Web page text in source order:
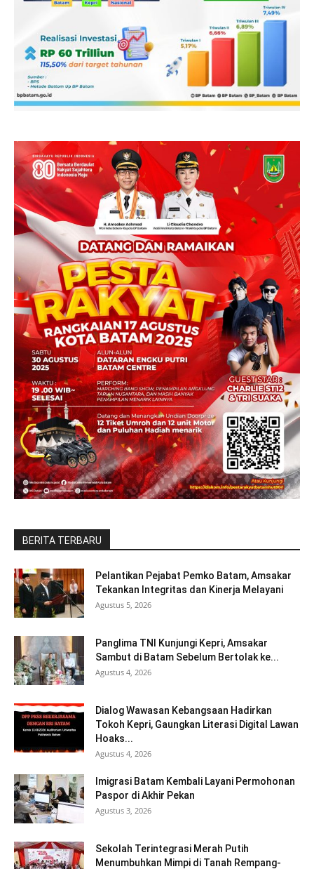
BERITA TERBARU
Pelantikan Pejabat Pemko Batam, Amsakar
Tekankan Integritas dan Kinerja Melayani
Agustus 5, 2026
Panglima TNI Kunjungi Kepri, Amsakar
Sambut di Batam Sebelum Bertolak ke...
Agustus 4, 2026
Dialog Wawasan Kebangsaan Hadirkan
Tokoh Kepri, Gaungkan Literasi Digital Lawan
Hoaks...
Agustus 4, 2026
Imigrasi Batam Kembali Layani Permohonan
Paspor di Akhir Pekan
Agustus 3, 2026
Sekolah Terintegrasi Merah Putih
Menumbuhkan Mimpi di Tanah Rempang-